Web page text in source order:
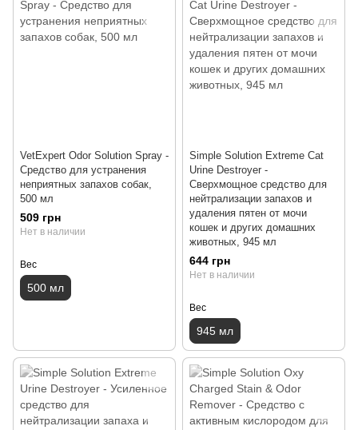
VetExpert Odor Solution Spray -
Средство для устранения
неприятных запахов собак,
500 мл
509 грн
Нет в наличии
Вес
500 мл
Simple Solution Extreme Cat
Urine Destroyer -
Сверхмощное средство для
нейтрализации запахов и
удаления пятен от мочи
кошек и других домашних
животных, 945 мл
644 грн
Нет в наличии
Вес
945 мл